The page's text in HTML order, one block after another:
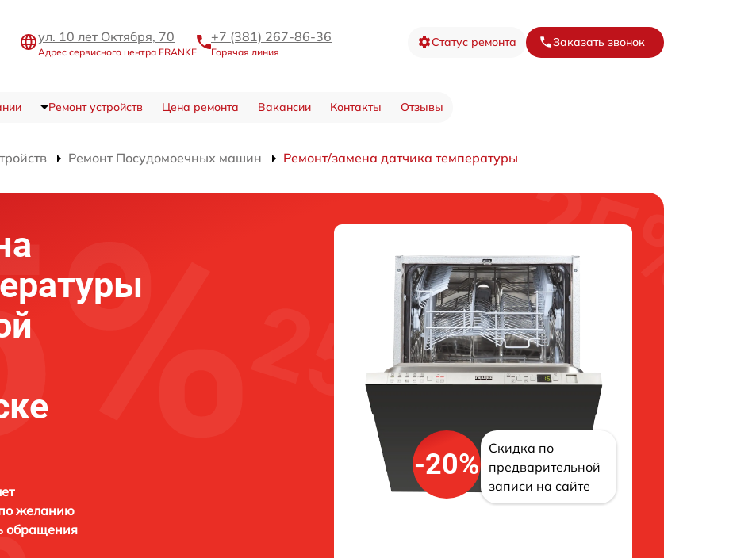
ул. 10 лет Октября, 70
Адрес сервисного центра FRANKE
+7 (381) 267-86-36
Горячая линия
Статус ремонта Заказать звонок
Ремонт устройств Цена ремонта Вакансии Контакты Отзывы
Ремонт Посудомоечных машин Ремонт/замена датчика температуры
желанию
обращения
-20%
Скидка по
предварительной
записи на сайте